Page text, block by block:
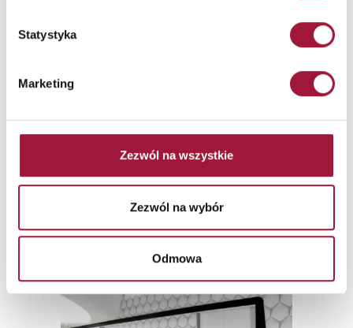
Statystyka
Marketing
Zezwól na wszystkie
Zezwól na wybór
Odmowa
Jak bramy i kurtyny pożarowe
przy projektowaniu i użytkowaniu budynków – zarówno publicznych,